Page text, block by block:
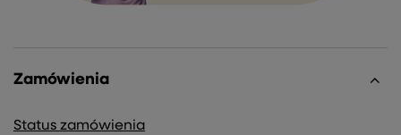
Zamówienia
Status zamówienia